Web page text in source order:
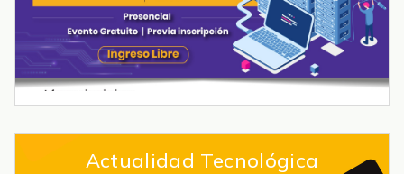
Actualidad Tecnológica